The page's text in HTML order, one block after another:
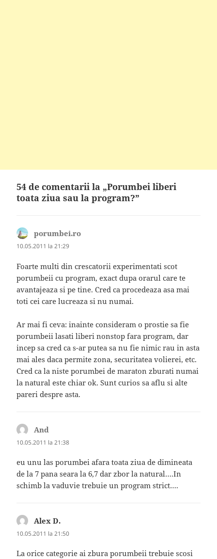
54 de comentarii la „Porumbei liberi
toata ziua sau la program?”
porumbei.ro
10.05.2011 la 21:29
Foarte multi din crescatorii experimentati scot
porumbeii cu program, exact dupa orarul care te
avantajeaza si pe tine. Cred ca procedeaza asa mai
toti cei care lucreaza si nu numai.
Ar mai fi ceva: inainte consideram o prostie sa fie
porumbeii lasati liberi nonstop fara program, dar
incep sa cred ca s-ar putea sa nu fie nimic rau in asta
mai ales daca permite zona, securitatea volierei, etc.
Cred ca la niste porumbei de maraton zburati numai
la natural este chiar ok. Sunt curios sa aflu si alte
pareri despre asta.
And
10.05.2011 la 21:38
eu unu las porumbei afara toata ziua de dimineata
de la 7 pana seara la 6,7 dar zbor la natural….In
schimb la vaduvie trebuie un program strict….
Alex D.
10.05.2011 la 21:50
La orice categorie ai zbura porumbeii trebuie scosi